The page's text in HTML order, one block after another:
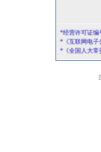
*经营许可证编
*《互联网电子
*《全国人大常